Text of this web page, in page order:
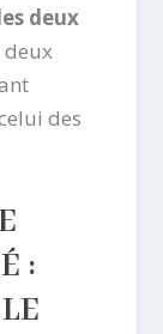
deux
deux
des
: